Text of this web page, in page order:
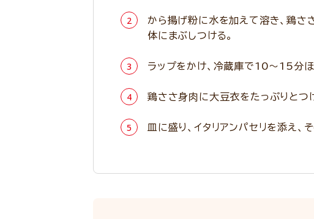
から揚げ粉に水を加えて溶き、鶏さ
体にまぶしつける。
ラップをかけ、冷蔵庫で10～15分
鶏ささ身肉に大豆衣をたっぷりとつ
皿に盛り、イタリアンパセリを添え